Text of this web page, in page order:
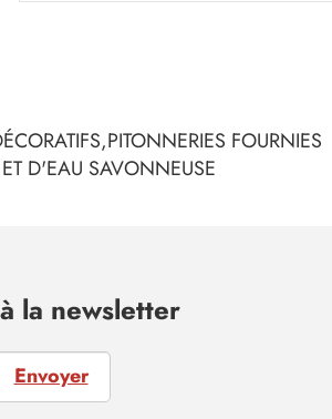
FOURNIES
D'EAU SAVONNEUSE
la newsletter
Envoyer